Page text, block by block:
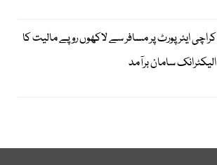
کراچی ایئرپورٹ پر مسافر سے لاکھوں روپے مالیت کا
الیکٹرانک سامان برآمد